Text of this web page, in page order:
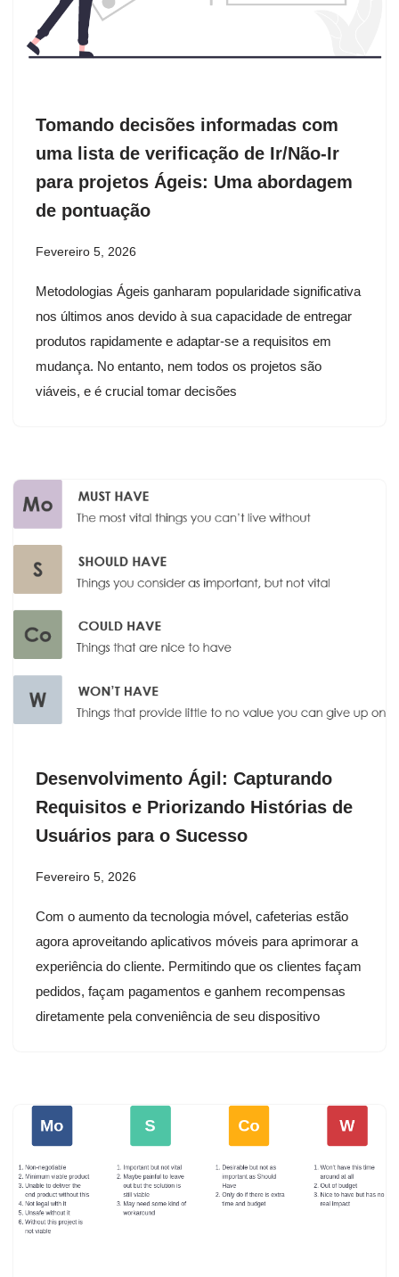
Tomando decisões informadas com
uma lista de verificação de Ir/Não-Ir
para projetos Ágeis: Uma abordagem
de pontuação
Fevereiro 5, 2026
Metodologias Ágeis ganharam popularidade significativa
nos últimos anos devido à sua capacidade de entregar
produtos rapidamente e adaptar-se a requisitos em
mudança. No entanto, nem todos os projetos são
viáveis, e é crucial tomar decisões
Desenvolvimento Ágil: Capturando
Requisitos e Priorizando Histórias de
Usuários para o Sucesso
Fevereiro 5, 2026
Com o aumento da tecnologia móvel, cafeterias estão
agora aproveitando aplicativos móveis para aprimorar a
experiência do cliente. Permitindo que os clientes façam
pedidos, façam pagamentos e ganhem recompensas
diretamente pela conveniência de seu dispositivo